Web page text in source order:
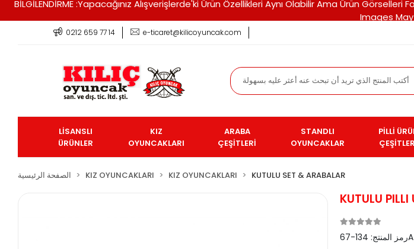
BİLGİLENDİRME :Yapacağınız Alışverişlerde'ki Ürün Özellikleri Aynı Olabilir Ama Ürün
Images
0212 659 77 14 e-ticaret@kilicoyuncak.com
LİSANSLI
ÜRÜNLER
KIZ
OYUNCAKLARI
ARABA
ÇEŞİTLERİ
STANDLI
OYUNCAKLAR
PİLLİ
الصفحة الرئيسية KIZ OYUNCAKLARI KIZ OYUNCAKLARI KUTULU SET & ARABALAR
KUTULU PILLI
رمز المنتج:134-67A